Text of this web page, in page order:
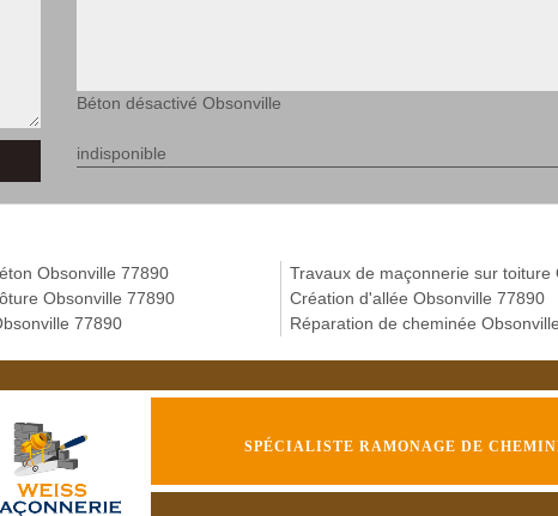
Béton désactivé Obsonville
indisponible
Obsonville 77890
Obsonville 77890
77890
Travaux de maçonnerie sur toiture
Création d'allée Obsonville 77890
Réparation de cheminée
SPÉCIALISTE RAMONAGE DE